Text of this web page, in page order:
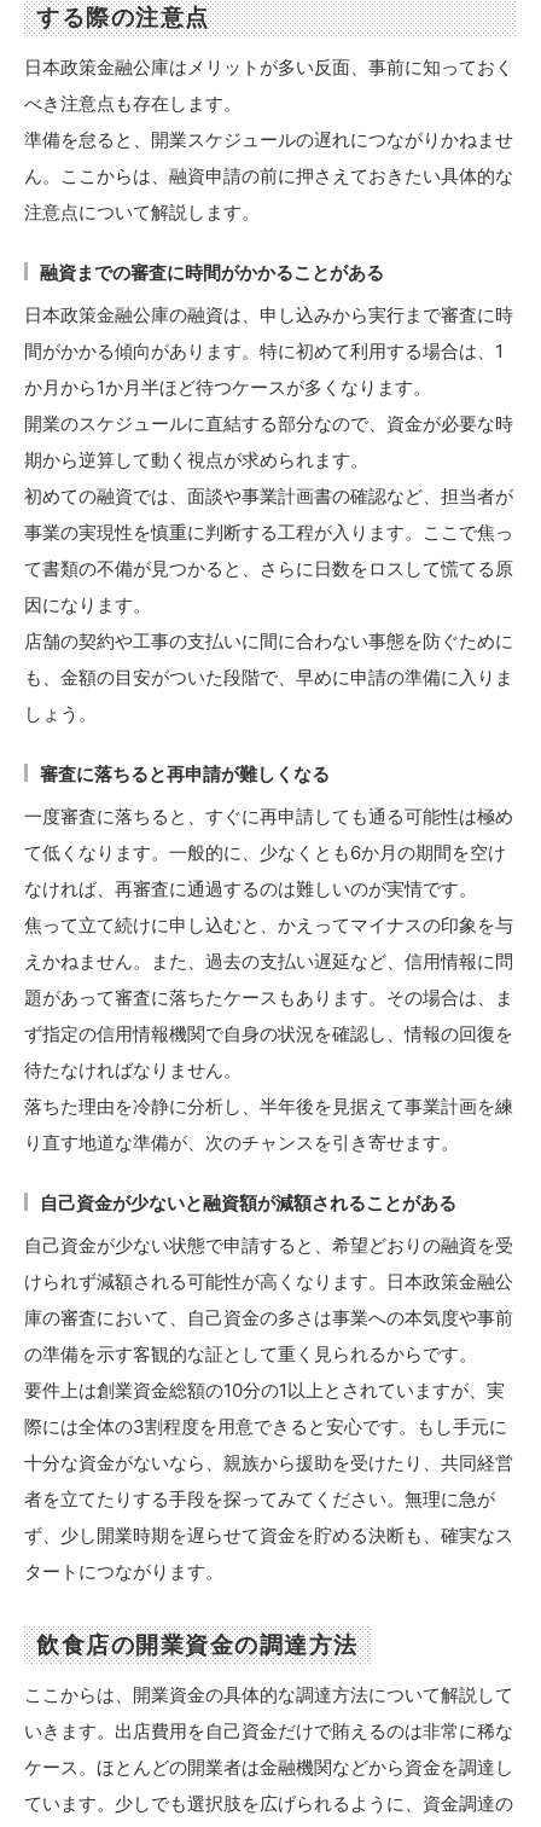
する際の注意点
日本政策金融公庫はメリットが多い反面、事前に知っておく
べき注意点も存在します。
準備を怠ると、開業スケジュールの遅れにつながりかねませ
ん。ここからは、融資申請の前に押さえておきたい具体的な
注意点について解説します。
融資までの審査に時間がかかることがある
日本政策金融公庫の融資は、申し込みから実行まで審査に時
間がかかる傾向があります。特に初めて利用する場合は、1
か月から1か月半ほど待つケースが多くなります。
開業のスケジュールに直結する部分なので、資金が必要な時
期から逆算して動く視点が求められます。
初めての融資では、面談や事業計画書の確認など、担当者が
事業の実現性を慎重に判断する工程が入ります。ここで焦っ
て書類の不備が見つかると、さらに日数をロスして慌てる原
因になります。
店舗の契約や工事の支払いに間に合わない事態を防ぐために
も、金額の目安がついた段階で、早めに申請の準備に入りま
しょう。
審査に落ちると再申請が難しくなる
一度審査に落ちると、すぐに再申請しても通る可能性は極め
て低くなります。一般的に、少なくとも6か月の期間を空け
なければ、再審査に通過するのは難しいのが実情です。
焦って立て続けに申し込むと、かえってマイナスの印象を与
えかねません。また、過去の支払い遅延など、信用情報に問
題があって審査に落ちたケースもあります。その場合は、ま
ず指定の信用情報機関で自身の状況を確認し、情報の回復を
待たなければなりません。
落ちた理由を冷静に分析し、半年後を見据えて事業計画を練
り直す地道な準備が、次のチャンスを引き寄せます。
自己資金が少ないと融資額が減額されることがある
自己資金が少ない状態で申請すると、希望どおりの融資を受
けられず減額される可能性が高くなります。日本政策金融公
庫の審査において、自己資金の多さは事業への本気度や事前
の準備を示す客観的な証として重く見られるからです。
要件上は創業資金総額の10分の1以上とされていますが、実
際には全体の3割程度を用意できると安心です。もし手元に
十分な資金がないなら、親族から援助を受けたり、共同経営
者を立てたりする手段を探ってみてください。無理に急が
ず、少し開業時期を遅らせて資金を貯める決断も、確実なス
タートにつながります。
飲食店の開業資金の調達方法
ここからは、開業資金の具体的な調達方法について解説して
いきます。出店費用を自己資金だけで賄えるのは非常に稀な
ケース。ほとんどの開業者は金融機関などから資金を調達し
ています。少しでも選択肢を広げられるように、資金調達の